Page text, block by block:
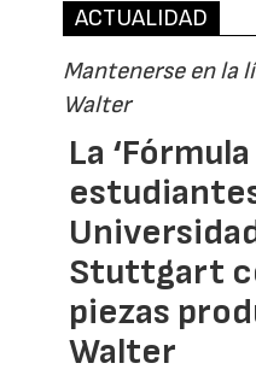
ACTUALIDAD
Mantenerse en la
Walter
La
Stuttgart
piezas
Walter